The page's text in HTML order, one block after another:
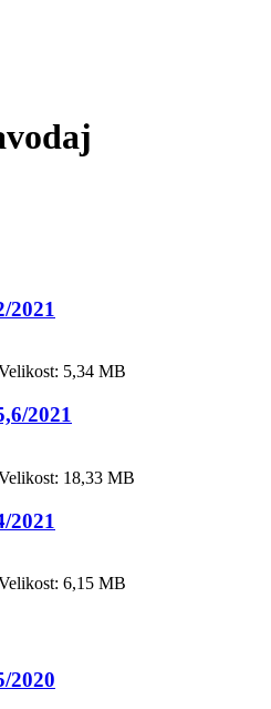
2021
5,34 MB
2021
18,33 MB
2021
6,15 MB
2020